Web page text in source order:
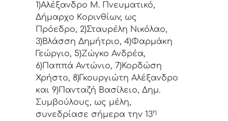
1)Αλέξανδρο Μ. Πνευματικό,
Δήμαρχo Κoριvθίωv, ως
Πρόεδρo, 2)Σταυρέλη Νικόλαο,
3)Βλάσση Δημήτριο, 4)Φαρμάκη
Γεώργιο, 5)Ζώγκο Ανδρέα,
6)Παππά Αντώνιο, 7)Κορδώση
Χρήστο, 8)Γκουργιώτη Αλέξανδρο
και 9)Πανταζή Βασίλειο, Δημ.
Συμβoύλoυς, ως μέλη,
συvεδρίασε σήμερα τηv 13η